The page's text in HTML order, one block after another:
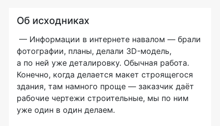
Об исходниках
— Информации в интернете навалом — брали
фотографии, планы, делали 3D-модель,
а по ней уже деталировку. Обычная работа.
Конечно, когда делается макет строящегося
здания, там намного проще — заказчик даёт
рабочие чертежи строительные, мы по ним
уже один в один делаем.